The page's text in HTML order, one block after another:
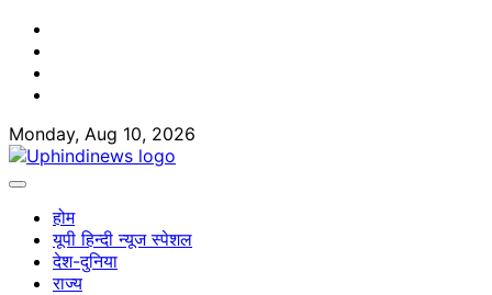
Skip
content
Monday, Aug 10, 2026
होम
यूपी हिन्दी न्यूज स्पेशल
देश-दुनिया
राज्य